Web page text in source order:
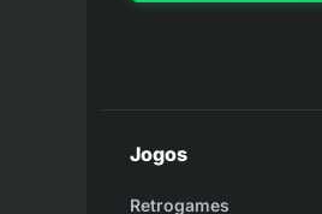
Jogos
Retrogames